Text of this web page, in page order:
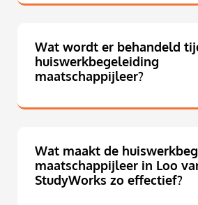
Wat wordt er behandeld
huiswerkbegeleiding
maatschappijleer?
Wat maakt de
maatschappijleer in Loo
StudyWorks zo effectief?